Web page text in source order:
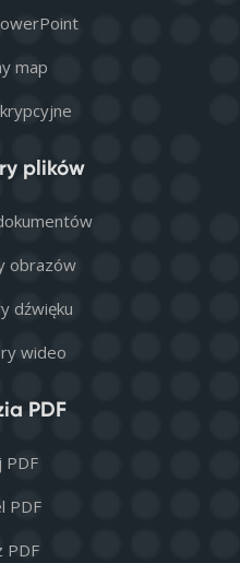
map
plików
obrazów
dźwięku
wideo
PDF
PDF
PDF
PDF